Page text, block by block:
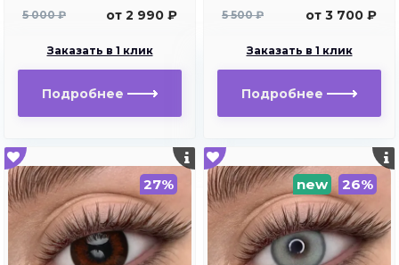
5 000 ₽
от 2 990 ₽
Заказать в 1 клик
Подробнее
5 500 ₽
от 3 700 ₽
Заказать в 1 клик
Подробнее
27% new 26%